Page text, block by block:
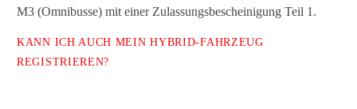
M3 (Omnibusse) mit einer Zulassungsbescheinigung Teil 1.
KANN ICH AUCH MEIN HYBRID-FAHRZEUG
REGISTRIEREN?